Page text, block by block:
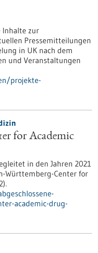
Inhalte zur
Pressemitteilungen
in UK nach dem
und Veranstaltungen
projekte-
for Academic
in den Jahren 2021
Württemberg-Center for
academic-drug-